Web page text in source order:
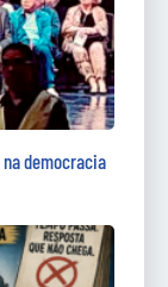
democracia